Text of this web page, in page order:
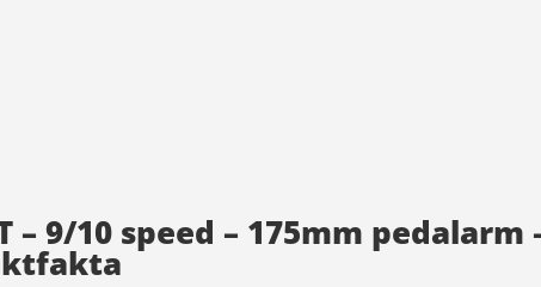
– 9/10 speed – 175mm pedalarm